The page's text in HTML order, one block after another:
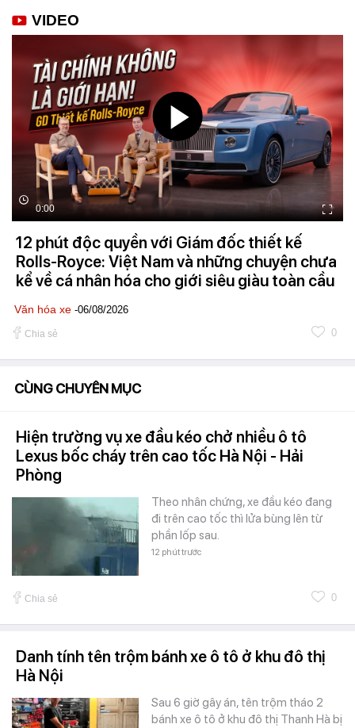
VIDEO
0:00
12 phút độc quyền với Giám đốc thiết kế
Rolls-Royce: Việt Nam và những chuyện chưa
kể về cá nhân hóa cho giới siêu giàu toàn cầu
Văn hóa xe -06/08/2026
Chia sẻ 0
CÙNG CHUYÊN MỤC
Hiện trường vụ xe đầu kéo chở nhiều ô tô
Lexus bốc cháy trên cao tốc Hà Nội - Hải
Phòng
Theo nhân chứng, xe đầu kéo đang
đi trên cao tốc thì lửa bùng lên từ
phần lốp sau.
12 phút trước
Chia sẻ 0
Danh tính tên trộm bánh xe ô tô ở khu đô thị
Hà Nội
Sau 6 giờ gây án, tên trộm tháo 2
bánh xe ô tô ở khu đô thị Thanh Hà bị